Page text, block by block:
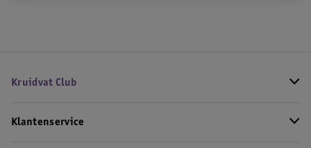
Kruidvat Club
Klantenservice